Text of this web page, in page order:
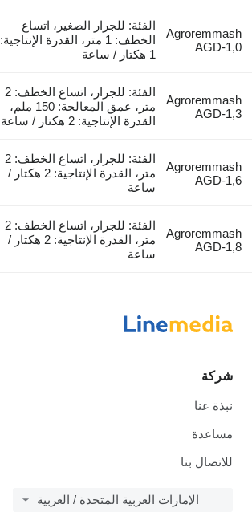
Agroremmash
AGD-1,0
الفئة: للجرار الصغير، اتساع
الخطف: 1 متر، القدرة الإنتاجية:
1 هكتار / ساعة
Agroremmash
AGD-1,3
الفئة: للجرار، اتساع الخطف: 2
متر، عمق المعالجة: 150 ملم،
القدرة الإنتاجية: 2 هكتار / ساعة
Agroremmash
AGD-1,6
الفئة: للجرار، اتساع الخطف: 2
متر، القدرة الإنتاجية: 2 هكتار /
ساعة
Agroremmash
AGD-1,8
الفئة: للجرار، اتساع الخطف: 2
متر، القدرة الإنتاجية: 2 هكتار /
ساعة
شركة
نبذة عنا
مساعدة
للاتصال بنا
الإمارات العربية المتحدة / العربية